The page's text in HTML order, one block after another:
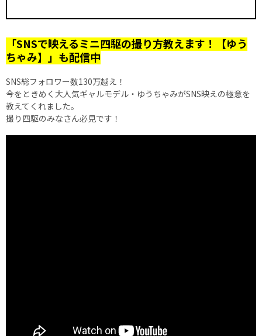
「SNSで映えるミニ四駆の撮り方教えます！【ゆう
ちゃみ】」も配信中
SNS総フォロワー数130万越え！
今をときめく大人気ギャルモデル・ゆうちゃみがSNS映えの極意を
教えてくれました。
撮り四駆のみなさん必見です！